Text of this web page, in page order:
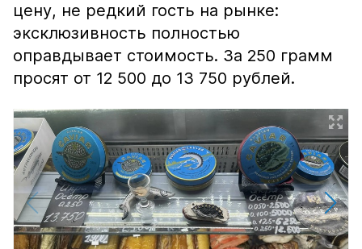
цену, не редкий гость на рынке:
эксклюзивность полностью
оправдывает стоимость. За 250 грамм
просят от 12 500 до 13 750 рублей.